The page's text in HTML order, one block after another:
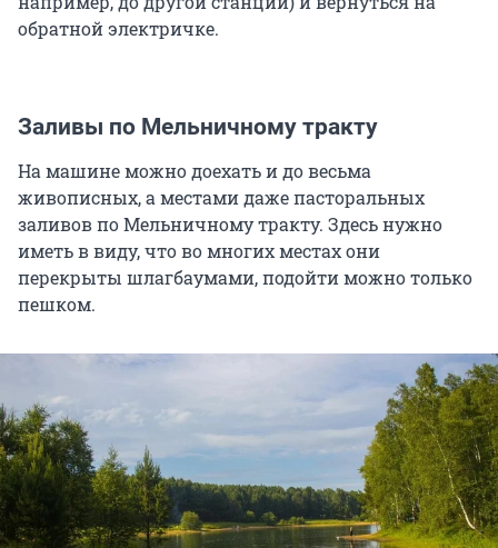
обратной электричке.
Заливы по Мельничному тракту
На машине можно доехать и до весьма
живописных, а местами даже пасторальных
заливов по Мельничному тракту. Здесь нужно
иметь в виду, что во многих местах они
перекрыты шлагбаумами, подойти можно только
пешком.